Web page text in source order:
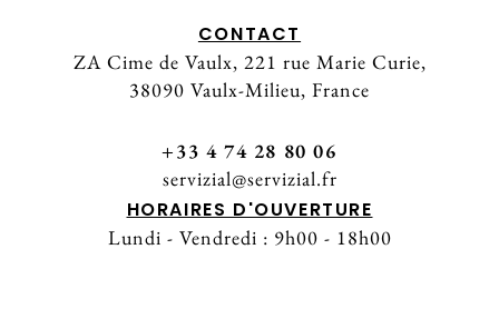
CONTACT
ZA Cime de Vaulx, 221 rue Marie Curie,
38090 Vaulx-Milieu, France
+33 4 74 28 80 06
servizial@servizial.fr
HORAIRES D'OUVERTURE
Lundi - Vendredi : 9h00 - 18h00